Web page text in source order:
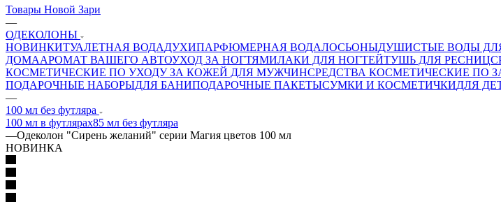
Товары Новой Зари
—
ОДЕКОЛОНЫ
НОВИНКИТУАЛЕТНАЯ ВОДАДУХИПАРФЮМЕРНАЯ ВОДАЛОСЬОНЫДУШИСТЫЕ ВОДЫ
ДОМААРОМАТ ВАШЕГО АВТОУХОД ЗА НОГТЯМИЛАКИ ДЛЯ НОГТЕЙТУШЬ ДЛЯ РЕСНИЦ
КОСМЕТИЧЕСКИЕ ПО УХОДУ ЗА КОЖЕЙ ДЛЯ МУЖЧИНСРЕДСТВА КОСМЕТИЧЕСКИЕ ПО
ПОДАРОЧНЫЕ НАБОРЫДЛЯ БАНИПОДАРОЧНЫЕ ПАКЕТЫСУМКИ И КОСМЕТИЧКИДЛЯ
—
100 мл без футляра
100 мл в футлярах85 мл без футляра
—Одеколон "Сирень желаний" серии Магия цветов 100 мл
НОВИНКА